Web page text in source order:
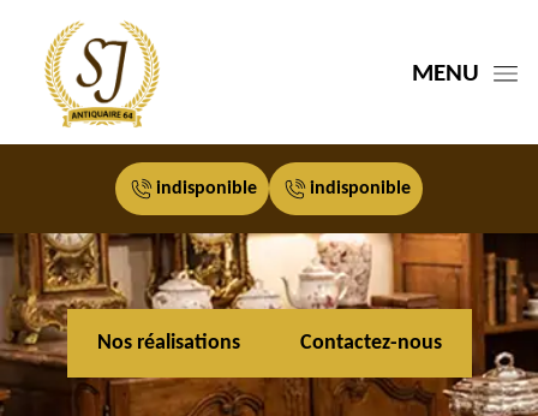
MENU
indisponible indisponible
Nos réalisations Contactez-nous